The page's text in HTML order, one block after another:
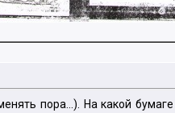
пора...). На какой